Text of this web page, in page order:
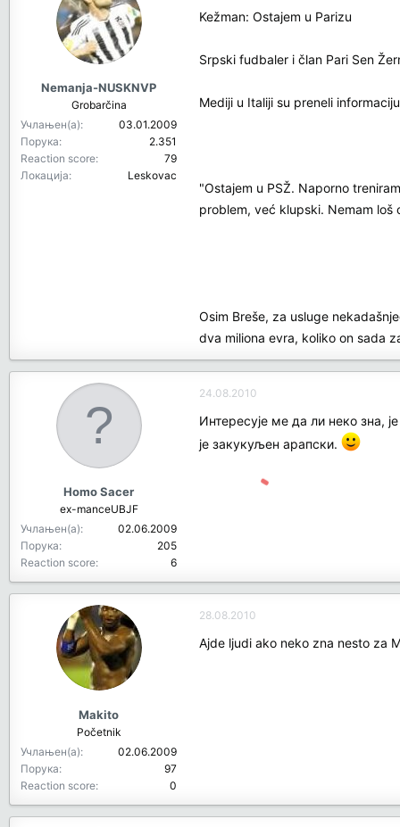
Nemanja-NUSKNVP
Grobarčina
Учлањен(а)
03.01.2009
Порука
2.351
Reaction score
79
Локација
Leskovac
Kežman: Ostajem u Parizu
Srpski fudbaler i član Pari Sen
Mediji u Italiji su preneli
"Ostajem u PSŽ. Naporno
problem, već klupski. Nemam loš
Osim Breše, za usluge
dva miliona evra, koliko on sada
Homo Sacer
ex-manceUBJF
Учлањен(а)
02.06.2009
Порука
205
Reaction score
6
24.08.2010
Интересује ме да ли неко зна,
је закукуљен арапски.
Makito
Početnik
Учлањен(а)
02.06.2009
Порука
97
Reaction score
0
28.08.2010
Ajde ljudi ako neko zna nesto za